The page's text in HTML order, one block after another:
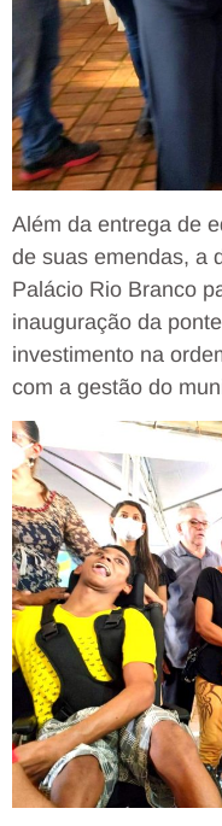
Além da entrega de
de suas emendas, a
Palácio Rio Branco
inauguração da
investimento na
com a gestão do